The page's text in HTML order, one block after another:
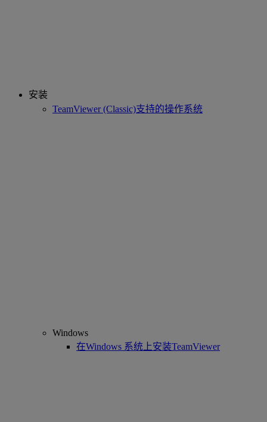
安装
TeamViewer (Classic)支持的操作系统
Windows
在Windows 系统上安装TeamViewer